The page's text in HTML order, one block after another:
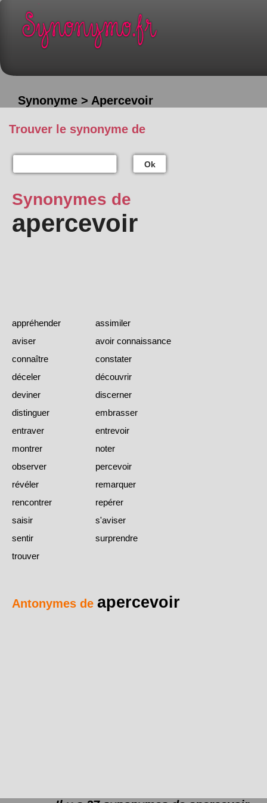
Synonyme > Apercevoir
Trouver le synonyme de
Ok
Synonymes de
apercevoir
appréhender
assimiler
aviser
avoir connaissance
connaître
constater
déceler
découvrir
deviner
discerner
distinguer
embrasser
entraver
entrevoir
montrer
noter
observer
percevoir
révéler
remarquer
rencontrer
repérer
saisir
s'aviser
sentir
surprendre
trouver
Antonymes de apercevoir